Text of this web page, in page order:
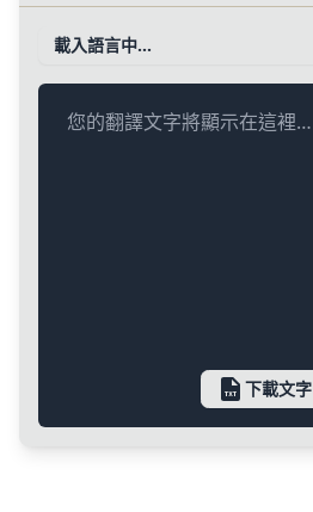
載入語言中…
您的翻譯文字將顯示在這裡…
下載文字